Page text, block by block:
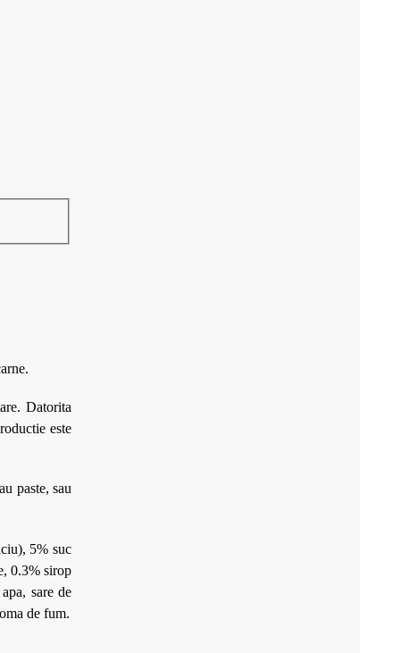
Datorita
este
paste, sau
5% suc
0.3% sirop
sare de
de fum.